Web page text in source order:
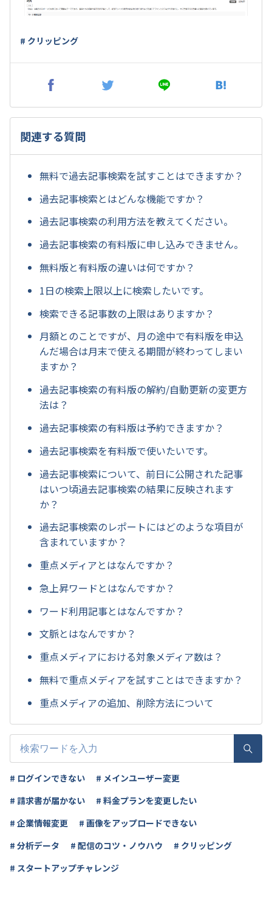
# クリッピング
関連する質問
無料で過去記事検索を試すことはできますか？
過去記事検索とはどんな機能ですか？
過去記事検索の利用方法を教えてください。
過去記事検索の有料版に申し込みできません。
無料版と有料版の違いは何ですか？
1日の検索上限以上に検索したいです。
検索できる記事数の上限はありますか？
月額とのことですが、月の途中で有料版を申込
んだ場合は月末で使える期間が終わってしまい
ますか？
過去記事検索の有料版の解約/自動更新の変更方
法は？
過去記事検索の有料版は予約できますか？
過去記事検索を有料版で使いたいです。
過去記事検索について、前日に公開された記事
はいつ頃過去記事検索の結果に反映されます
か？
過去記事検索のレポートにはどのような項目が
含まれていますか？
重点メディアとはなんですか？
急上昇ワードとはなんですか？
ワード利用記事とはなんですか？
文脈とはなんですか？
重点メディアにおける対象メディア数は？
無料で重点メディアを試すことはできますか？
重点メディアの追加、削除方法について
# ログインできない
# メインユーザー変更
# 請求書が届かない
# 料金プランを変更したい
# 企業情報変更
# 画像をアップロードできない
# 分析データ
# 配信のコツ・ノウハウ
# クリッピング
# スタートアップチャレンジ